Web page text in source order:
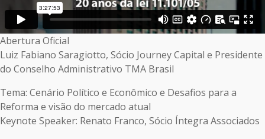
Abertura Oficial
Luiz Fabiano Saragiotto, Sócio Journey Capital e Presidente
do Conselho Administrativo TMA Brasil
Tema: Cenário Político e Econômico e Desafios para a
Reforma e visão do mercado atual
Keynote Speaker: Renato Franco, Sócio Íntegra Associados